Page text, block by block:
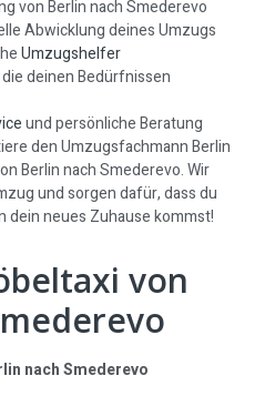
von Berlin nach Smederevo
Abwicklung deines Umzugs
Umzugshelfer
deinen Bedürfnissen
und persönliche Beratung
den Umzugsfachmann Berlin
Berlin nach Smederevo. Wir
und sorgen dafür, dass du
neues Zuhause kommst!
von
nach Smederevo